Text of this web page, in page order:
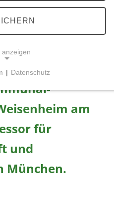
1907),
war von
am
für
und
München.
anzeigen
grundlegende
einwandfreie Funktion
| Datenschutz